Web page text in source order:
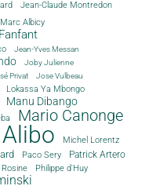
Jean-Claude Montredon
Albicy
Jean-Yves Messan
Joby Julienne
Privat Jose Vulbeau
Lokassa Ya Mbongo
Manu Dibango
Mario Canonge
Michel Lorentz
Paco Sery
Patrick Artero
Rosine
Philippe d'Huy